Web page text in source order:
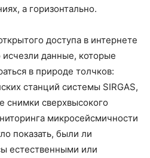
а горизонтально.
доступа в интернете
данные, которые
в природе толчков:
станций системы SIRGAS,
снимки сверхвысокого
микросейсмичности
показать, были ли
естественными или